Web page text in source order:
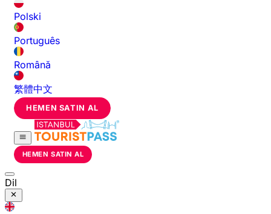
Polski
Português
Română
繁體中文
HEMEN SATIN AL
HEMEN SATIN AL
Dil